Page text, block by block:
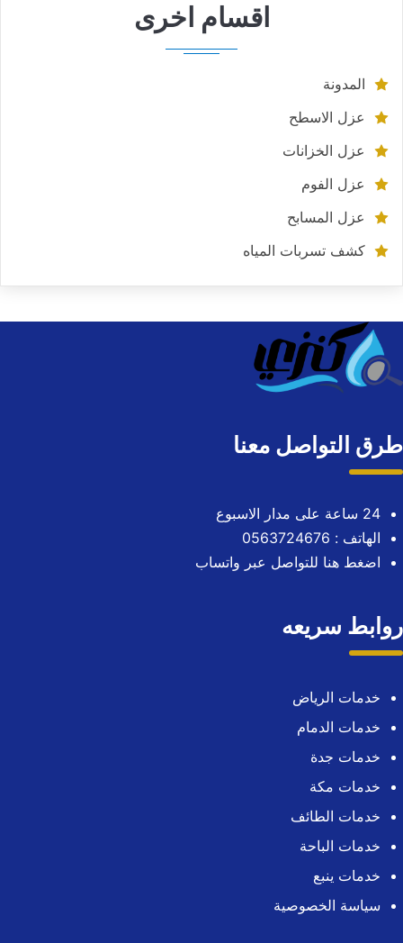
اقسام اخرى
المدونة
عزل الاسطح
عزل الخزانات
عزل الفوم
عزل المسابح
كشف تسربات المياه
طرق التواصل معنا
24 ساعة على مدار الاسبوع
الهاتف : 0563724676
اضغط هنا للتواصل عبر واتساب
روابط سريعه
خدمات الرياض
خدمات الدمام
خدمات جدة
خدمات مكة
خدمات الطائف
خدمات الباحة
خدمات ينبع
سياسة الخصوصية